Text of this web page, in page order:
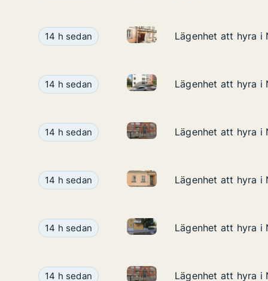
Lägenhet att hyra i Norrköping, Olai Kyrkogata
14 h sedan Lägenhet att hyra iLägenhet att hyra i
Lägenhet att hyra i
Lägenhet att hyra i Norrköping, Matchgatan
14 h sedan Lägenhet att hyra iLägenhet att hyra i
Lägenhet att hyra i
Lägenhet att hyra i Norrköping, Kungsgatan
14 h sedan Lägenhet att hyra iLägenhet att hyra i
Lägenhet att hyra i
Lägenhet att hyra i Norrköping, Olai Kyrkogata
14 h sedan Lägenhet att hyra iLägenhet att hyra i
Lägenhet att hyra i
Lägenhet att hyra i Norrköping, Albrektsvägen
14 h sedan Lägenhet att hyra iLägenhet att hyra i
Lägenhet att hyra i
Lägenhet att hyra i Norrköping, Kungsgatan
14 h sedan Lägenhet att hyra iLägenhet att hyra i
Lägenhet att hyra i